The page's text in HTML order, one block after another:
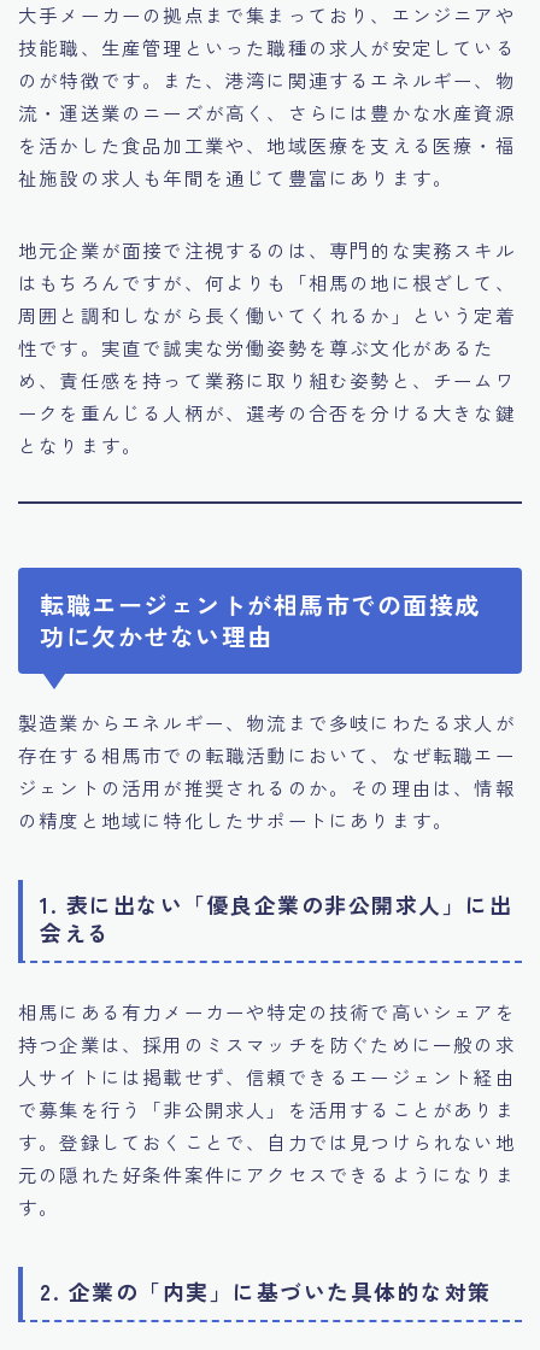
大手メーカーの拠点まで集まっており、エンジニアや
技能職、生産管理といった職種の求人が安定している
のが特徴です。また、港湾に関連するエネルギー、物
流・運送業のニーズが高く、さらには豊かな水産資源
を活かした食品加工業や、地域医療を支える医療・福
祉施設の求人も年間を通じて豊富にあります。
地元企業が面接で注視するのは、専門的な実務スキル
はもちろんですが、何よりも「相馬の地に根ざして、
周囲と調和しながら長く働いてくれるか」という定着
性です。実直で誠実な労働姿勢を尊ぶ文化があるた
め、責任感を持って業務に取り組む姿勢と、チームワ
ークを重んじる人柄が、選考の合否を分ける大きな鍵
となります。
転職エージェントが相馬市での面接成
功に欠かせない理由
製造業からエネルギー、物流まで多岐にわたる求人が
存在する相馬市での転職活動において、なぜ転職エー
ジェントの活用が推奨されるのか。その理由は、情報
の精度と地域に特化したサポートにあります。
1. 表に出ない「優良企業の非公開求人」に出
会える
相馬にある有力メーカーや特定の技術で高いシェアを
持つ企業は、採用のミスマッチを防ぐために一般の求
人サイトには掲載せず、信頼できるエージェント経由
で募集を行う「非公開求人」を活用することがありま
す。登録しておくことで、自力では見つけられない地
元の隠れた好条件案件にアクセスできるようになりま
す。
2. 企業の「内実」に基づいた具体的な対策